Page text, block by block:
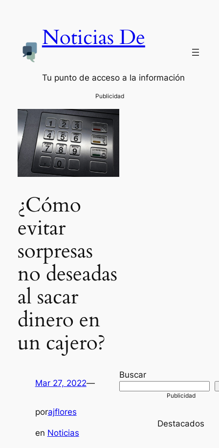
Noticias De
Tu punto de acceso a la información
¿Cómo
evitar
sorpresas
no deseadas
al sacar
dinero en
un cajero?
Mar 27, 2022—
porajflores
en Noticias
Buscar
Destacados